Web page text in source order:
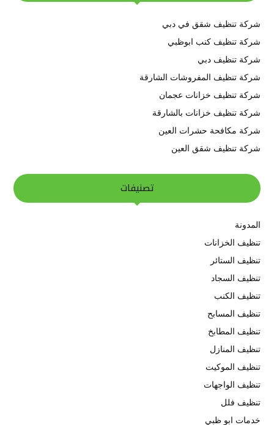
شركة تنظيف شقق في دبي
شركة تنظيف كنب ابوظبي
شركة تنظيف دبي
شركة تنظيف المفروشات الشارقة
شركة تنظيف خزانات عجمان
شركة تنظيف خزانات بالشارقة
شركة مكافحة حشرات العين
شركة تنظيف شقق العين
تصنيفات
المدونة
تنظيف الخزانات
تنظيف الستائر
تنظيف السجاد
تنظيف الكنب
تنظيف المسابح
تنظيف المطابخ
تنظيف المنازل
تنظيف الموكيت
تنظيف الواجهات
تنظيف فلل
خدمات ابو ظبي